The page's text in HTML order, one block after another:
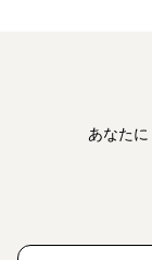
あなたに